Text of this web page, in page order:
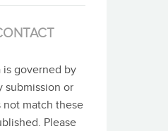
governed by
submission or
match these
Please